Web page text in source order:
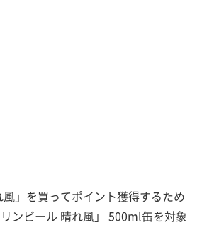
風」を買ってポイント獲得するため
ンビール 晴れ風」 500ml缶を対象